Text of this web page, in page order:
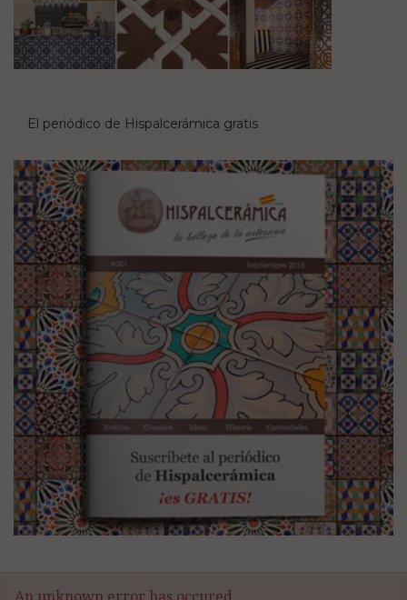
El periódico de Hispalcerámica gratis